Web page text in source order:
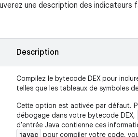
une description des
Description
Compilez le bytecode DEX pour
telles que les tableaux de symboles
Cette option est activée par défaut.
débogage dans votre bytecode DEX,
d'entrée Java contienne ces
javac pour compiler votre code,